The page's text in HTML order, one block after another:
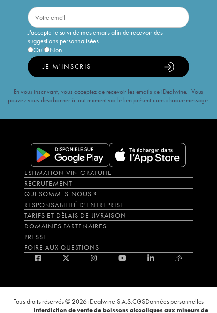
J'accepte le suivi de mes emails afin de recevoir des
suggestions personnalisées
Oui
Non
JE M'INSCRIS
En vous inscrivant, vous acceptez de recevoir les emails de iDealwine. Vous
pouvez vous désabonner à tout moment via le lien présent dans chaque message.
ESTIMATION VIN GRATUITE
RECRUTEMENT
QUI SOMMES-NOUS ?
RESPONSABILITÉ D'ENTREPRISE
TARIFS ET DÉLAIS DE LIVRAISON
DOMAINES PARTENAIRES
PRESSE
FOIRE AUX QUESTIONS
Tous droits réservés © 2026 iDealwine S.A.S.CGSDonnées personnelles
Interdiction de vente de boissons alcooliques aux mineurs de